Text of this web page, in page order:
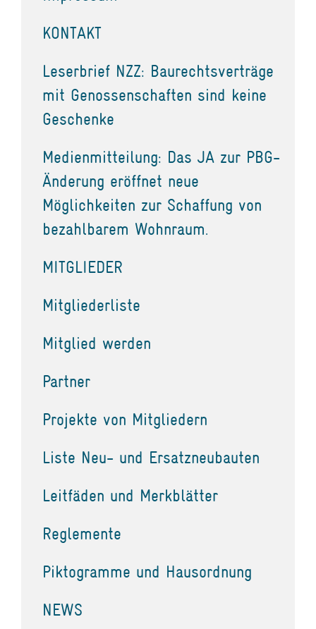
KONTAKT
Leserbrief NZZ: Baurechtsverträge
mit Genossenschaften sind keine
Geschenke
Medienmitteilung: Das JA zur PBG-
Änderung eröffnet neue
Möglichkeiten zur Schaffung von
bezahlbarem Wohnraum.
MITGLIEDER
Mitgliederliste
Mitglied werden
Partner
Projekte von Mitgliedern
Liste Neu- und Ersatzneubauten
Leitfäden und Merkblätter
Reglemente
Piktogramme und Hausordnung
NEWS